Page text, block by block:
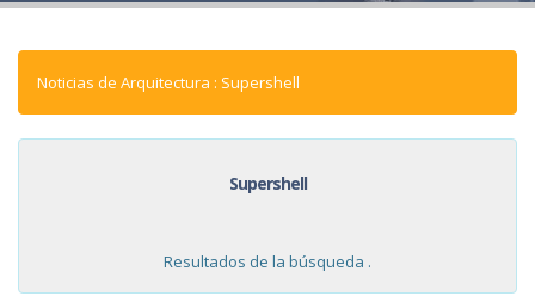
Noticias de Arquitectura : Supershell
Supershell
Resultados de la búsqueda .